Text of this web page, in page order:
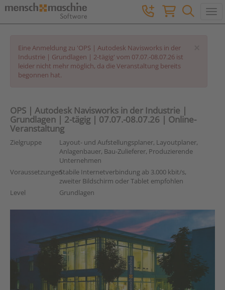
Eine Anmeldung zu 'OPS | Autodesk Navisworks in der
Industrie | Grundlagen | 2-tägig' vom 07.07.-08.07.26 ist
leider nicht mehr möglich, da die Veranstaltung bereits
begonnen hat.
OPS | Autodesk Navisworks in der Industrie |
Grundlagen | 2-tägig | 07.07.-08.07.26 | Online-
Veranstaltung
Zielgruppe
Layout- und Aufstellungsplaner, Layoutplaner,
Anlagenbauer, Bau-Zulieferer, Produzierende
Unternehmen
VoraussetzungenStabile Internetverbindung ab 3.000 kbit/s,
zweiter Bildschirm oder Tablet empfohlen
Level
Grundlagen